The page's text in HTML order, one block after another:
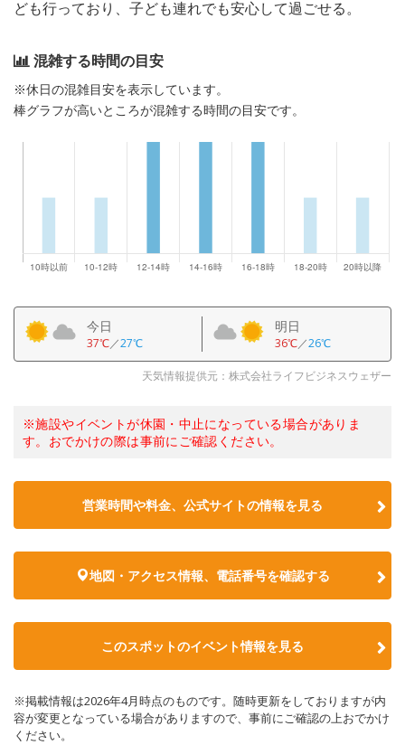
ども行っており、子ども連れでも安心して過ごせる。
混雑する時間の目安
※休日の混雑目安を表示しています。
棒グラフが高いところが混雑する時間の目安です。
今日
37℃／27℃
明日
36℃／26℃
天気情報提供元：株式会社ライフビジネスウェザー
※施設やイベントが休園・中止になっている場合がありま
す。おでかけの際は事前にご確認ください。
営業時間や料金、公式サイトの情報を見る
地図・アクセス情報、電話番号を確認する
このスポットのイベント情報を見る
※掲載情報は2026年4月時点のものです。随時更新をしておりますが内
容が変更となっている場合がありますので、事前にご確認の上おでかけ
ください。